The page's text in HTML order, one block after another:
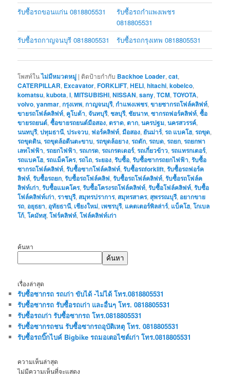
รับซื้อรถขอนแก่น 0818805531
รับซื้อรถกำแพงเพชร
0818805531
รับซื้อรถกาญจนบุรี 0818805531
รับซื้อรถกรุงเทพ 0818805531
โพสท์ในไม่มีหมวดหมู่ | ติดป้ายกำกับ Backhoe Loader,cat,
CATERPILLAR, Excavator,FORKLIFT,HELI,hitachi,kobelco,
komatsu,kubota,l,MITSUBISHI,NISSAN,sany,TCM,TOYOTA,
volvo,yanmar,กรุงเทพ,กาญจนบุรี,กำแพงเพชร,ขายซากรถโฟล์คลิฟท์,
ขายรถโฟล์คลิฟท์, คูโบต้า,จันทบุรี,ชลบุรี,ชัยนาท,ซากรถฟอร์คลิฟท์,ซื้อ
ขายรถยนต์,ซื้อขายรถยนต์มือสอง,ตราด,ตาก,นครปฐม,นครสวรรค์,
นนทบุรี,ปทุมธานี,ประจวบ,ฟอร์คลิฟท์,มือสอง, ยันม่าร์,รถ แบคโฮ,รถขุด,
รถขุดดิน,รถขุดล้อตีนตะขาบ,รถขุดล้อยาง,รถตัก,รถบด,รถยก,รถยกพา
เลทไฟฟ้า,รถยกไฟฟ้า,รถเกรด,รถเกรดเดอร์,รถเกี่ยวข้าว,รถแทรกเตอร์,
รถแบคโฮ,รถแม็คโคร,รถไถ,ระยอง,รับซื้อ,รับซื้อซากรถยกไฟฟ้า,รับซื้อ
ซากรถโฟล์คลิฟท์,รับซื้อซากโฟล์คลิฟท์,รับซื้อรถforklift,รับซื้อรถฟอร์ค
ลิฟท์,รับซื้อรถยก,รับซื้อรถโฟล์คลิฟ,รับซื้อรถโฟล์คลิฟท์,รับซื้อรถโฟล์ค
ลิฟท์เก่า,รับซื้อแมคโคร,รับซื้อโครงรถโฟล์คลิฟท์,รับซื้อโฟล์คลิฟท์,รับซื้อ
โฟล์คลิฟท์เก่า,ราชบุรี, สมุทรปราการ, สมุทรสาคร, สุพรรณบุรี, อยากขาย
รถ, อยุธยา, อุทัยธานี, เชียงใหม่, เพชรบุรี, แคตเตอร์พิลล่าร์, แบ็คโฮ,โกเบล
โก้,โคมัทสุ,โฟร์คลิฟท์,โฟล์คลิฟท์เก่า
ค้นหา
ค้นหา
เรื่องล่าสุด
รับซื้อซากรถ รถเก่า ขับได้ -ไม่ได้ โทร.0818805531
รับซื้อซากรถ รับซื้อรถเก่า และอื่นๆ โทร. 0818805531
รับซื้อรถเก่า รับซื้อซากรถ โทร.0818805531
รับซื้อซากรถชน รับซื้อซากรถอุบัติเหตุ โทร. 0818805531
รับซื้อรถบิ๊กไบค์ Bigbike รถมอเตอไซต์เก่า โทร.0818805531
ความเห็นล่าสุด
ไม่มีความเห็นที่จะแสดง